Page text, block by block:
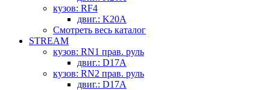
кузов: RF4
двиг.: K20A
Смотреть весь каталог
STREAM
кузов: RN1 прав. руль
двиг.: D17A
кузов: RN2 прав. руль
двиг.: D17A